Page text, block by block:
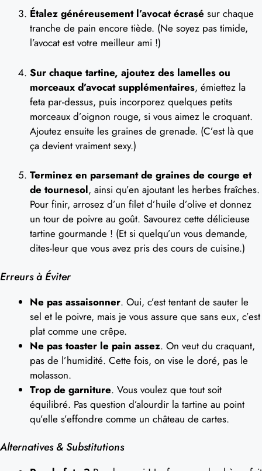
Étalez généreusement l’avocat écrasé sur chaque
tranche de pain encore tiède. (Ne soyez pas timide,
l’avocat est votre meilleur ami !)
Sur chaque tartine, ajoutez des lamelles ou
morceaux d’avocat supplémentaires, émiettez la
feta par-dessus, puis incorporez quelques petits
morceaux d’oignon rouge, si vous aimez le croquant.
Ajoutez ensuite les graines de grenade. (C’est là que
ça devient vraiment sexy.)
Terminez en parsemant de graines de courge et
de tournesol, ainsi qu’en ajoutant les herbes fraîches.
Pour finir, arrosez d’un filet d’huile d’olive et donnez
un tour de poivre au goût. Savourez cette délicieuse
tartine gourmande ! (Et si quelqu’un vous demande,
dites-leur que vous avez pris des cours de cuisine.)
Erreurs à Éviter
Ne pas assaisonner. Oui, c’est tentant de sauter le
sel et le poivre, mais je vous assure que sans eux, c’est
plat comme une crêpe.
Ne pas toaster le pain assez. On veut du craquant,
pas de l’humidité. Cette fois, on vise le doré, pas le
molasson.
Trop de garniture. Vous voulez que tout soit
équilibré. Pas question d’alourdir la tartine au point
qu’elle s’effondre comme un château de cartes.
Alternatives & Substitutions